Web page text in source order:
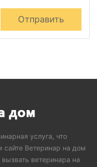
Отправить
услуга, что
сайте Ветеринар на дом
ветеринара на